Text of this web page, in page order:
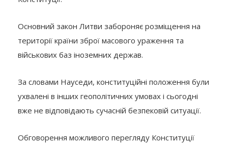
Основний закон Литви забороняє розміщення на
території країни зброї масового ураження та
військових баз іноземних держав.
За словами Науседи, конституційні положення були
ухвалені в інших геополітичних умовах і сьогодні
вже не відповідають сучасній безпековій ситуації.
Обговорення можливого перегляду Конституції